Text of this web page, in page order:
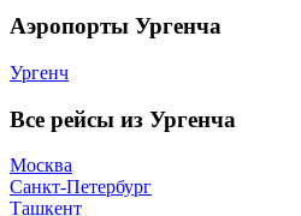
Аэропорты Ургенча
Ургенч
Все рейсы из Ургенча
Москва
Санкт-Петербург
Ташкент